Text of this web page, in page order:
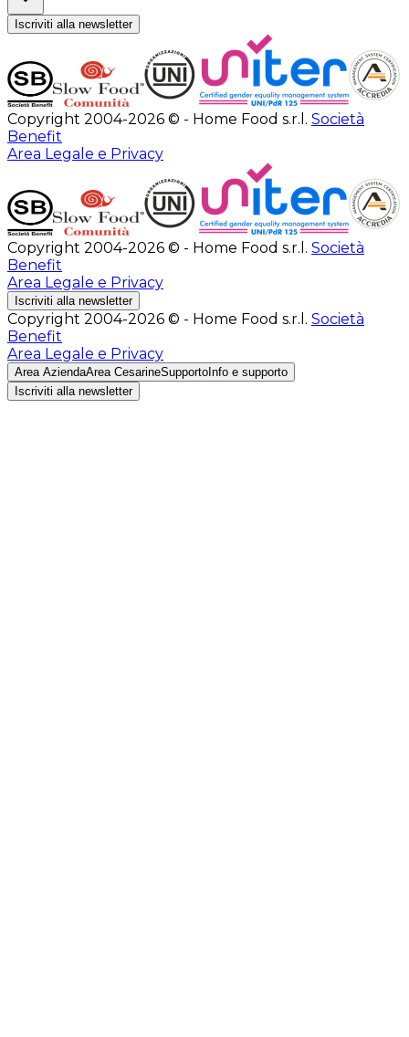
Iscriviti alla newsletter
Copyright 2004-2026 © - Home Food s.r.l. Società
Benefit
Area Legale e Privacy
Copyright 2004-2026 © - Home Food s.r.l. Società
Benefit
Area Legale e Privacy
Iscriviti alla newsletter
Copyright 2004-2026 © - Home Food s.r.l. Società
Benefit
Area Legale e Privacy
Area AziendaArea CesarineSupporto Info e supporto
Iscriviti alla newsletter